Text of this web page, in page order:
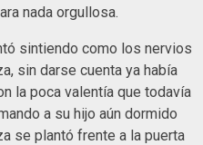
nada orgullosa.
sintiendo como los nervios
sin darse cuenta ya había
la poca valentía que todavía
a su hijo aún dormido
se plantó frente a la puerta